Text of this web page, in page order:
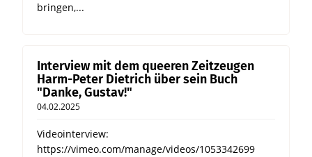
bringen,...
Interview mit dem queeren Zeitzeugen
Harm-Peter Dietrich über sein Buch
"Danke, Gustav!"
04.02.2025
Videointerview:
https://vimeo.com/manage/videos/1053342699